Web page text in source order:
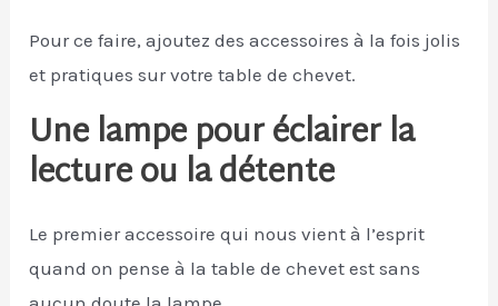
Pour ce faire, ajoutez des accessoires à la fois jolis
et pratiques sur votre table de chevet.
Une lampe pour éclairer la
lecture ou la détente
Le premier accessoire qui nous vient à l’esprit
quand on pense à la table de chevet est sans